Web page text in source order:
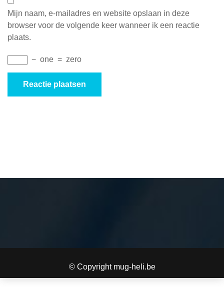
Mijn naam, e-mailadres en website opslaan in deze
browser voor de volgende keer wanneer ik een reactie
plaats.
− one = zero
© Copyright mug-heli.be